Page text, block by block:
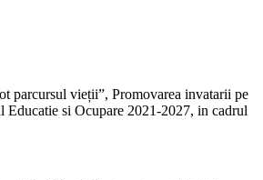
parcursul vieții”, Promovarea invatarii pe
si Ocupare 2021-2027, in cadrul